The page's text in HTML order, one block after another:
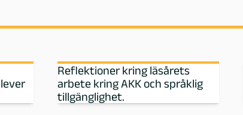
Reflektioner kring läsårets
arbete kring AKK och språklig
tillgänglighet.